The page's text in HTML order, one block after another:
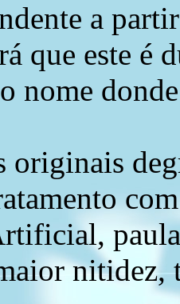
a
que este é
nome
originais
nitidez,